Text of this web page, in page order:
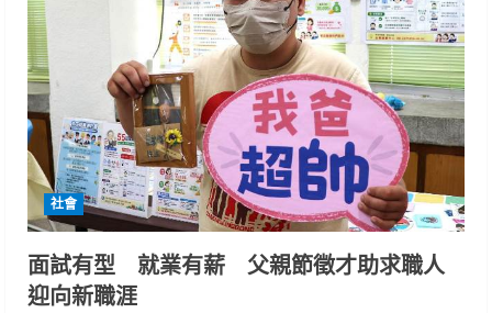
社會
面試有型 就業有薪 父親節徵才助求職人
迎向新職涯